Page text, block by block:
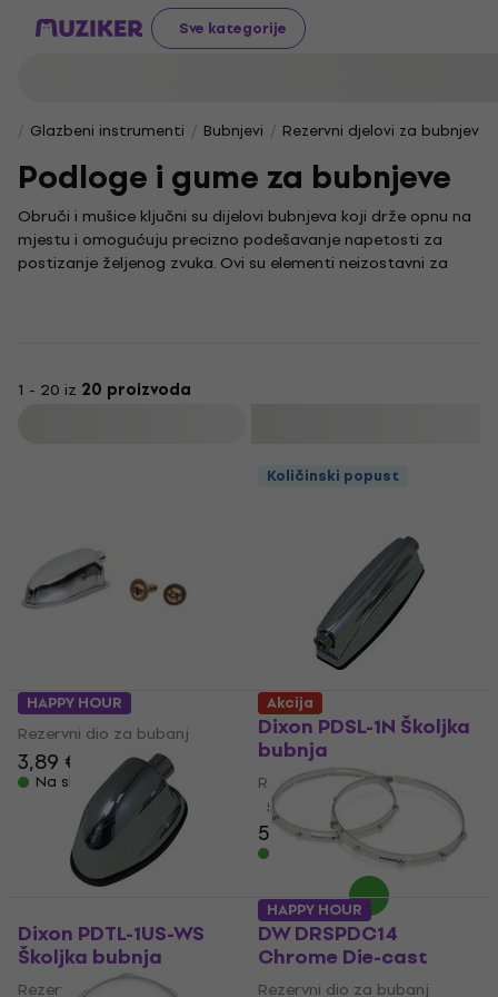
Sve kategorije
Glazbeni instrumenti Bubnjevi Rezervni djelovi za bubnjeve
Podloge i gume za bubnjeve
Obruči i mušice ključni su dijelovi bubnjeva koji drže opnu na
mjestu i omogućuju precizno podešavanje napetosti za
postizanje željenog zvuka. Ovi su elementi neizostavni za
čitavog kompleta. Pružajući čvrstu potporu opni, oni su
1 - 20 iz 20 proizvoda
NRG DT-03
Rezervni dio za bubanj
3,89 €
Na skladištu
Količinski popust
Dixon PDSL-1N Školjka
bubnja
Rezervni dio za bubanj
5 /5
5,19 €
Na skladištu
HAPPY HOUR
Dixon PDTL-1US-WS
Školjka bubnja
Rezervni dio za bubanj
Akcija
DW DRSPDC14
Chrome Die-cast
Rezervni dio za bubanj
HAPPY HOUR